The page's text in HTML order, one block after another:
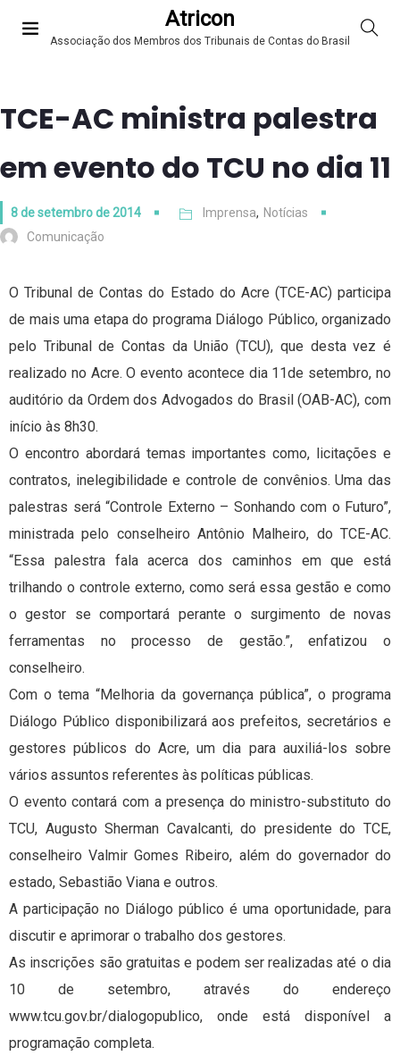
Atricon
Associação dos Membros dos Tribunais de Contas do Brasil
TCE-AC ministra palestra
em evento do TCU no dia 11
8 de setembro de 2014 Imprensa, Notícias
Comunicação
O Tribunal de Contas do Estado do Acre (TCE-AC) participa
de mais uma etapa do programa Diálogo Público, organizado
pelo Tribunal de Contas da União (TCU), que desta vez é
realizado no Acre. O evento acontece dia 11de setembro, no
auditório da Ordem dos Advogados do Brasil (OAB-AC), com
início às 8h30.
O encontro abordará temas importantes como, licitações e
contratos, inelegibilidade e controle de convênios. Uma das
palestras será “Controle Externo – Sonhando com o Futuro”,
ministrada pelo conselheiro Antônio Malheiro, do TCE-AC.
“Essa palestra fala acerca dos caminhos em que está
trilhando o controle externo, como será essa gestão e como
o gestor se comportará perante o surgimento de novas
ferramentas no processo de gestão.”, enfatizou o
conselheiro.
Com o tema “Melhoria da governança pública”, o programa
Diálogo Público disponibilizará aos prefeitos, secretários e
gestores públicos do Acre, um dia para auxiliá-los sobre
vários assuntos referentes às políticas públicas.
O evento contará com a presença do ministro-substituto do
TCU, Augusto Sherman Cavalcanti, do presidente do TCE,
conselheiro Valmir Gomes Ribeiro, além do governador do
estado, Sebastião Viana e outros.
A participação no Diálogo público é uma oportunidade, para
discutir e aprimorar o trabalho dos gestores.
As inscrições são gratuitas e podem ser realizadas até o dia
10 de setembro, através do endereço
www.tcu.gov.br/dialogopublico, onde está disponível a
programação completa.